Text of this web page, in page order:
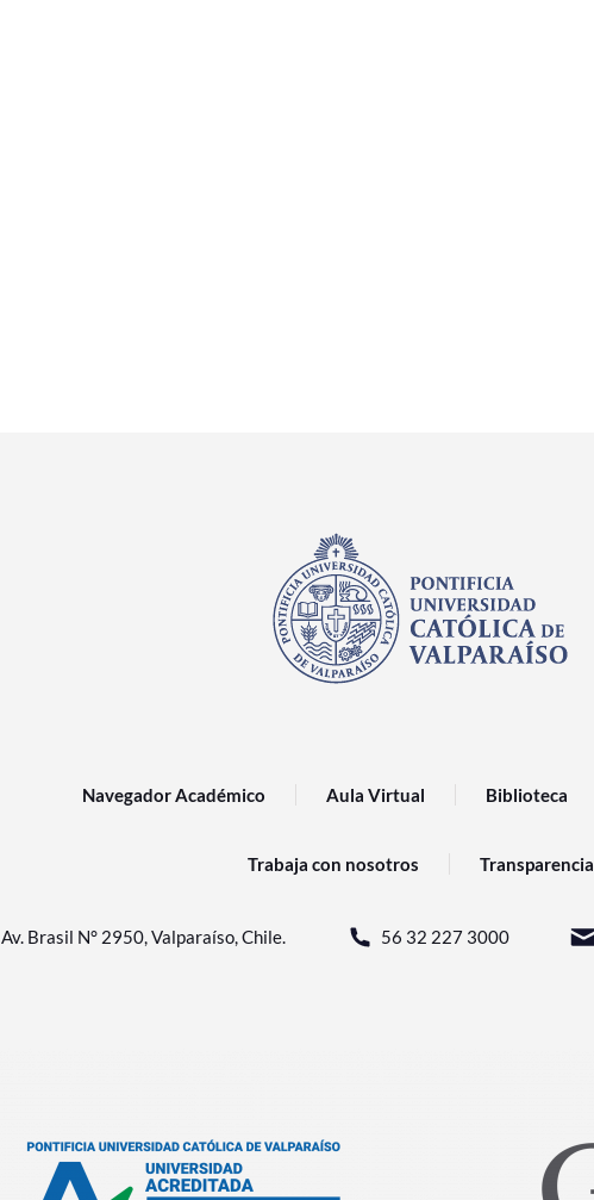
Navegador Académico Aula Virtual Biblioteca
Trabaja con nosotros Transparencia
Av. Brasil N° 2950, Valparaíso, Chile. 56 32 227 3000